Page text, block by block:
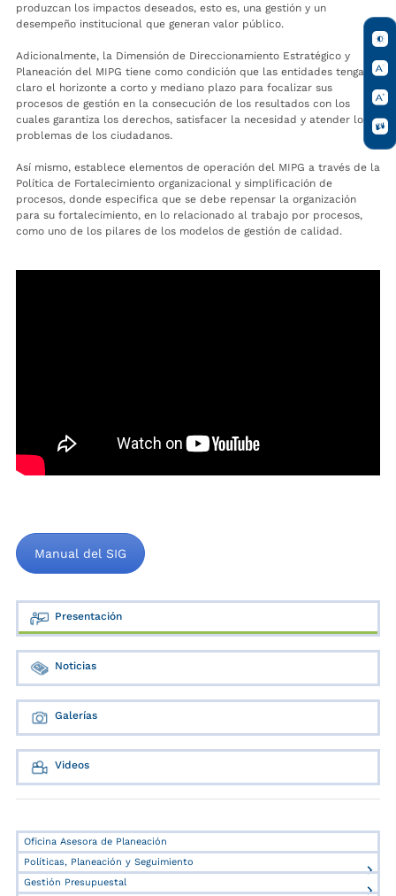
produzcan los impactos deseados, esto es, una gestión y un
desempeño institucional que generan valor público.
Adicionalmente, la Dimensión de Direccionamiento Estratégico y
Planeación del MIPG tiene como condición que las entidades tengan
claro el horizonte a corto y mediano plazo para focalizar sus
procesos de gestión en la consecución de los resultados con los
cuales garantiza los derechos, satisfacer la necesidad y atender los
problemas de los ciudadanos.
Así mismo, establece elementos de operación del MIPG a través de la
Política de Fortalecimiento organizacional y simplificación de
procesos, donde especifica que se debe repensar la organización
para su fortalecimiento, en lo relacionado al trabajo por procesos,
como uno de los pilares de los modelos de gestión de calidad.
Manual del SIG
Presentación
Noticias
Galerías
Videos
Oficina Asesora de Planeación
Políticas, Planeación y Seguimiento
Gestión Presupuestal